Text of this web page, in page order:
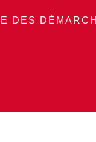
DES